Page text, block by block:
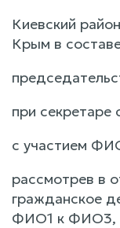
Киевский
Крым в
при
с участием
рассмотрев в
гражданское
ФИО1 к ФИО3,